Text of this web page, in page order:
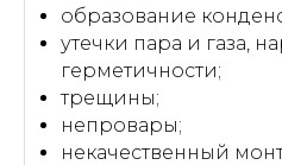
образование
утечки пара и газа,
герметичности;
трещины;
непровары;
некачественный